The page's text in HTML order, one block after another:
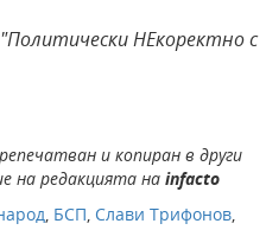
НЕкоректно с
и копиран в други
на редакцията на infacto
, БСП, Слави Трифонов,